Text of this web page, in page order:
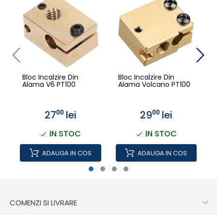
Bloc Incalzire Din
Alama V6 PT100
2700 lei
IN STOC
ADAUGA IN COS
Bloc Incalzire Din
Alama Volcano PT100
2900 lei
IN STOC
ADAUGA IN COS
COMENZI SI LIVRARE 